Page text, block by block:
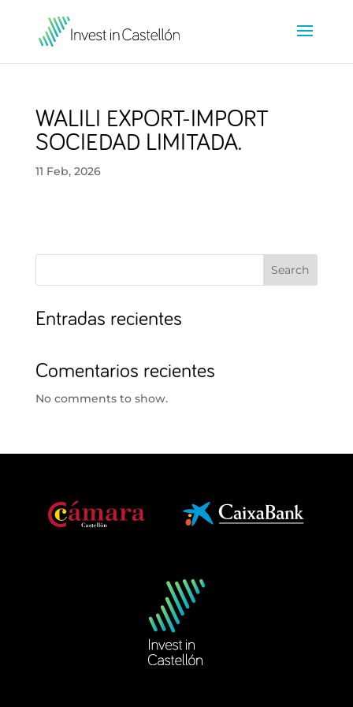
WALILI EXPORT-IMPORT
SOCIEDAD LIMITADA.
11 Feb, 2026
Search
Entradas recientes
Comentarios recientes
No comments to show.